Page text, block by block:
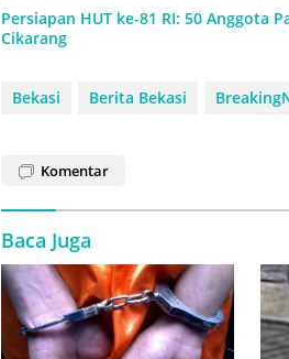
Persiapan HUT ke-81 RI: 50 Anggota
Cikarang
Bekasi Berita Bekasi
Komentar
Baca Juga